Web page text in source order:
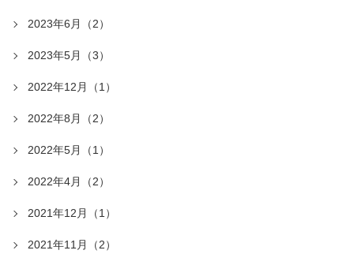
2023年6月（2）
2023年5月（3）
2022年12月（1）
2022年8月（2）
2022年5月（1）
2022年4月（2）
2021年12月（1）
2021年11月（2）